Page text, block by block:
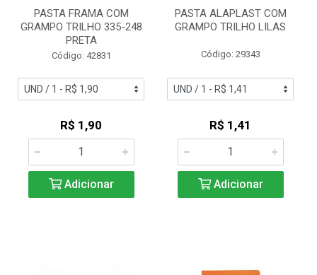
PASTA FRAMA COM
GRAMPO TRILHO 335-248
PRETA
Código: 42831
R$ 1,90
Adicionar
PASTA ALAPLAST COM
GRAMPO TRILHO LILAS
Código: 29343
R$ 1,41
Adicionar